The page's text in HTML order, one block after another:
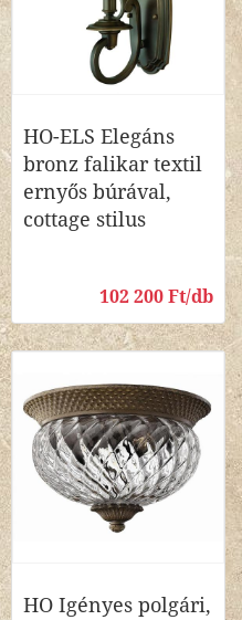
HO-ELS Elegáns
bronz falikar textil
ernyős búrával,
cottage stilus
102 200 Ft/db
HO Igényes polgári,